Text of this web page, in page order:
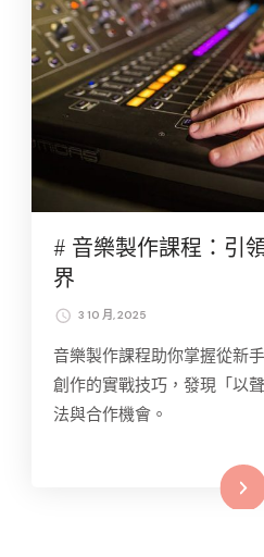
# 音樂製作課程：引
界
3 10 月, 2025
音樂製作課程助你掌握從新
創作的實戰技巧，發現「以
法與合作機會。
Read More